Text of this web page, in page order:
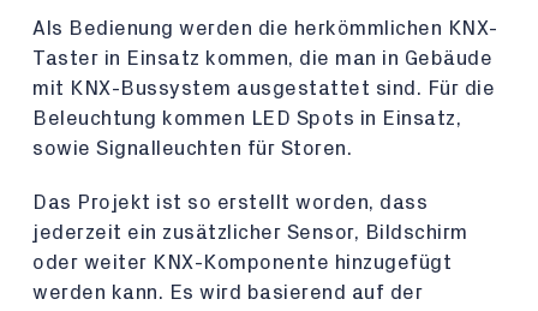
Als Bedienung werden die herkömmlichen KNX-
Taster in Einsatz kommen, die man in Gebäude
mit KNX-Bussystem ausgestattet sind. Für die
Beleuchtung kommen LED Spots in Einsatz,
sowie Signalleuchten für Storen.
Das Projekt ist so erstellt worden, dass
jederzeit ein zusätzlicher Sensor, Bildschirm
oder weiter KNX-Komponente hinzugefügt
werden kann. Es wird basierend auf der